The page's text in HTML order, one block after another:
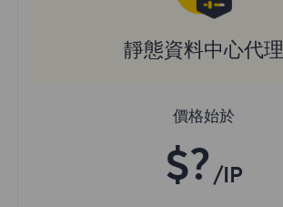
靜態資料中心代理
價格始於
$? /IP